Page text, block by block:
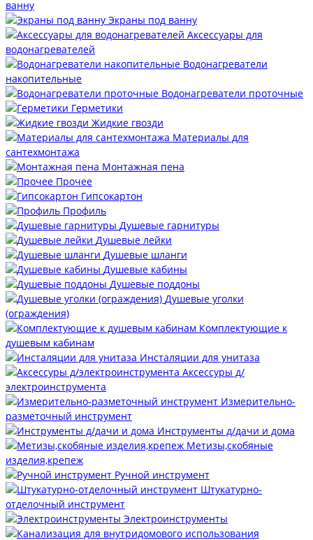
ванну
Экраны под ванну
Аксессуары для
водонагревателей
Водонагреватели
накопительные
Водонагреватели проточные
Герметики
Жидкие гвозди
Материалы для
сантехмонтажа
Монтажная пена
Прочее
Гипсокартон
Профиль
Душевые гарнитуры
Душевые лейки
Душевые шланги
Душевые кабины
Душевые поддоны
Душевые уголки
(ограждения)
Комплектующие к
душевым кабинам
Инсталяции для унитаза
Аксессуры д/
электроинструмента
Измерительно-
разметочный инструмент
Инструменты д/дачи и дома
Метизы,скобяные
изделия,крепеж
Ручной инструмент
Штукатурно-
отделочный инструмент
Электроинструменты